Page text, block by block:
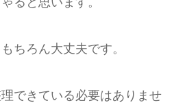
ちろん大丈夫です。
できている必要はありませ